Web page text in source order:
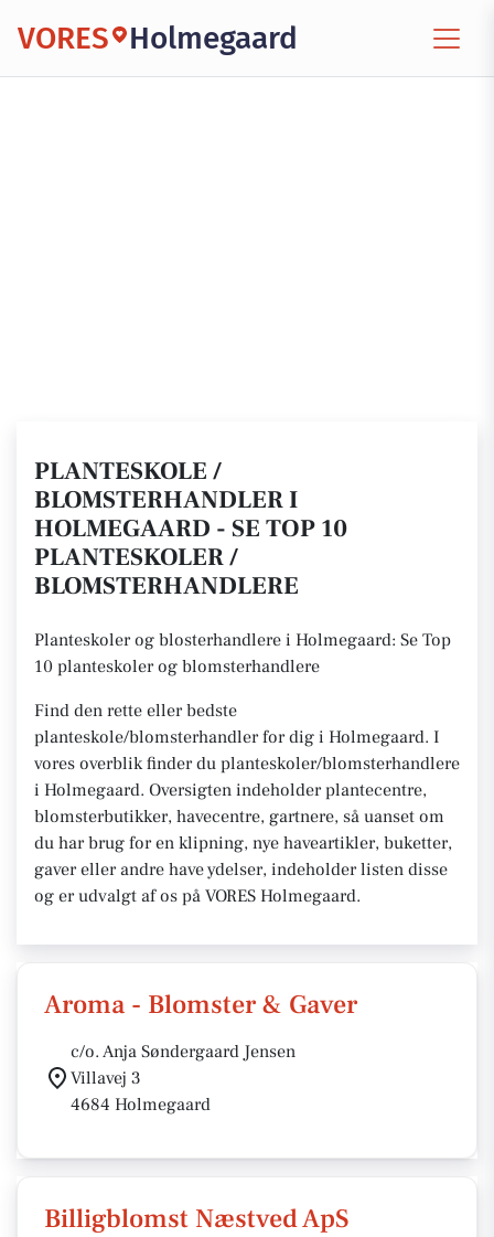
VORES Holmegaard
PLANTESKOLE /
BLOMSTERHANDLER I
HOLMEGAARD - SE TOP 10
PLANTESKOLER /
BLOMSTERHANDLERE
Planteskoler og blosterhandlere i Holmegaard: Se Top
10 planteskoler og blomsterhandlere
Find den rette eller bedste
planteskole/blomsterhandler for dig i Holmegaard. I
vores overblik finder du planteskoler/blomsterhandlere
i Holmegaard. Oversigten indeholder plantecentre,
blomsterbutikker, havecentre, gartnere, så uanset om
du har brug for en klipning, nye haveartikler, buketter,
gaver eller andre have ydelser, indeholder listen disse
og er udvalgt af os på VORES Holmegaard.
Aroma - Blomster & Gaver
c/o. Anja Søndergaard Jensen
Villavej 3
4684 Holmegaard
Billigblomst Næstved ApS